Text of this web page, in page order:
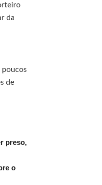
da
poucos
de
preso,
o